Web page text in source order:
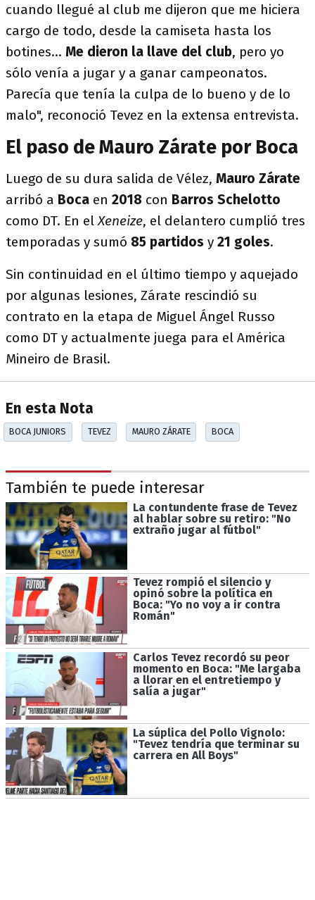
cuando llegué al club me dijeron que me hiciera
cargo de todo, desde la camiseta hasta los
botines... Me dieron la llave del club, pero yo
sólo venía a jugar y a ganar campeonatos.
Parecía que tenía la culpa de lo bueno y de lo
malo", reconoció Tevez en la extensa entrevista.
El paso de Mauro Zárate por Boca
Luego de su dura salida de Vélez, Mauro Zárate
arribó a Boca en 2018 con Barros Schelotto
como DT. En elXeneize, el delantero cumplió tres
temporadas y sumó 85 partidos y 21 goles.
Sin continuidad en el último tiempo y aquejado
por algunas lesiones, Zárate rescindió su
contrato en la etapa de Miguel Ángel Russo
como DT y actualmente juega para el América
Mineiro de Brasil.
En esta Nota
BOCA JUNIORS TEVEZ MAURO ZÁRATE BOCA
También te puede interesar
La contundente frase de Tevez
al hablar sobre su retiro: "No
extraño jugar al fútbol"
Tevez rompió el silencio y
opinó sobre la política en
Boca: "Yo no voy a ir contra
Román"
Carlos Tevez recordó su peor
momento en Boca: "Me largaba
a llorar en el entretiempo y
salía a jugar"
La súplica del Pollo Vignolo:
"Tevez tendría que terminar su
carrera en All Boys"